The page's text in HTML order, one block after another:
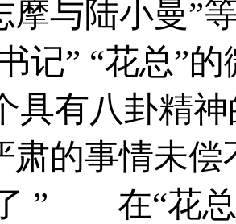
摩与陆小
记” “花总”
有八卦精神
的事情未偿
” 在“花总